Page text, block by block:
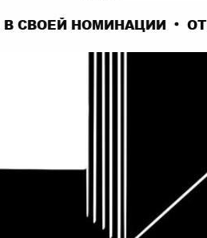
НОМИНАЦИИ